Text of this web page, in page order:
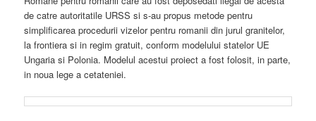
de catre autoritatile URSS si s-au propus metode pentru
simplificarea procedurii vizelor pentru romanii din jurul granitelor,
la frontiera si in regim gratuit, conform modelului statelor UE
Ungaria si Polonia. Modelul acestui proiect a fost folosit, in parte,
in noua lege a cetateniei.